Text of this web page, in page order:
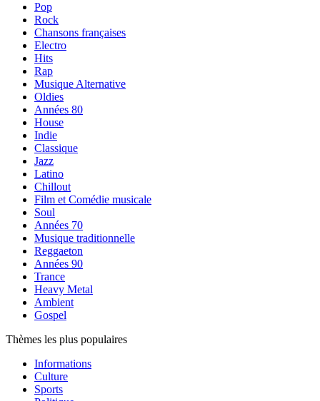
Pop
Rock
Chansons françaises
Electro
Hits
Rap
Musique Alternative
Oldies
Années 80
House
Indie
Classique
Jazz
Latino
Chillout
Film et Comédie musicale
Soul
Années 70
Musique traditionnelle
Reggaeton
Années 90
Trance
Heavy Metal
Ambient
Gospel
Thèmes les plus populaires
Informations
Culture
Sports